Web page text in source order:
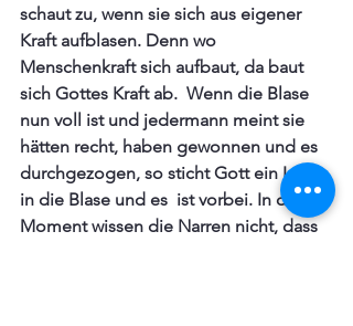
schaut zu, wenn sie sich aus eigener
Kraft aufblasen. Denn wo
Menschenkraft sich aufbaut, da baut
sich Gottes Kraft ab.  Wenn die Blase
nun voll ist und jedermann meint sie
hätten recht, haben gewonnen und es
durchgezogen, so sticht Gott ein Loch
in die Blase und es  ist vorbei. In dem
Moment wissen die Narren nicht, dass